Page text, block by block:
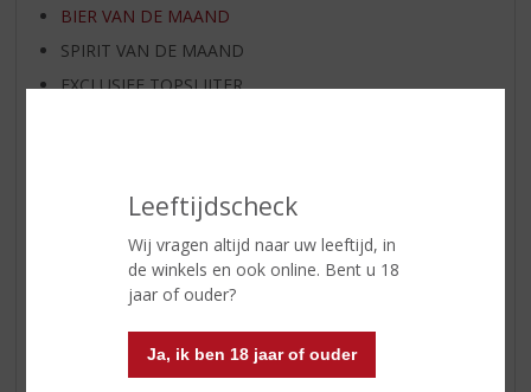
Leeftijdscheck
Wij vragen altijd naar uw leeftijd, in
de winkels en ook online. Bent u 18
jaar of ouder?
Ja, ik ben 18 jaar of ouder
BIER VAN DE MAAND
SPIRIT VAN DE MAAND
EXCLUSIEF TOPSLIJTER
APERITIEF
GEDISTILLEERD OVERIG
FRISDRANK